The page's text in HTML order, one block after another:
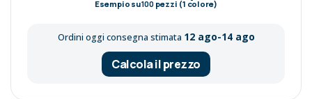
Esempio su100pezzi (1 colore)
Ordini oggi consegna stimata 12 ago-14 ago
Calcola il prezzo